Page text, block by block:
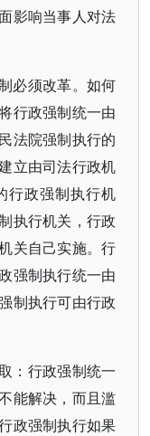
影响当事人对法
必须改革。如何
行政强制统一由
法院强制执行的
立由司法行政机
行政强制执行机
执行机关，行政
关自己实施。行
强制执行统一由
制执行可由行政
：行政强制统一
能解决，而且滥
政强制执行如果